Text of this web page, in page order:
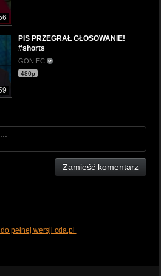
PIS PRZEGRAŁ GŁOSOWANIE!
#shorts
GONIEC
480p
Zamieść komentarz
pełnej wersji cda.pl